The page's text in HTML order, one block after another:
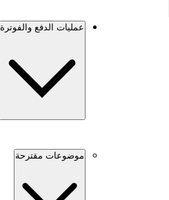
عمليات الدفع والفوترة
موضوعات مقترحة